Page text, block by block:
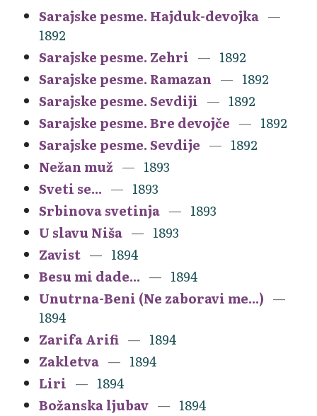
Sarajske pesme. Hajduk-devojka
1892
Sarajske pesme. Zehri
1892
Sarajske pesme. Ramazan
1892
Sarajske pesme. Sevdiji
1892
Sarajske pesme. Bre devojče
1892
Sarajske pesme. Sevdije
1892
Nežan muž
1893
Sveti se...
1893
Srbinova svetinja
1893
U slavu Niša
1893
Zavist
1894
Besu mi dade...
1894
Unutrna-Beni (Ne zaboravi me...)
1894
Zarifa Arifi
1894
Zakletva
1894
Liri
1894
Božanska ljubav
1894